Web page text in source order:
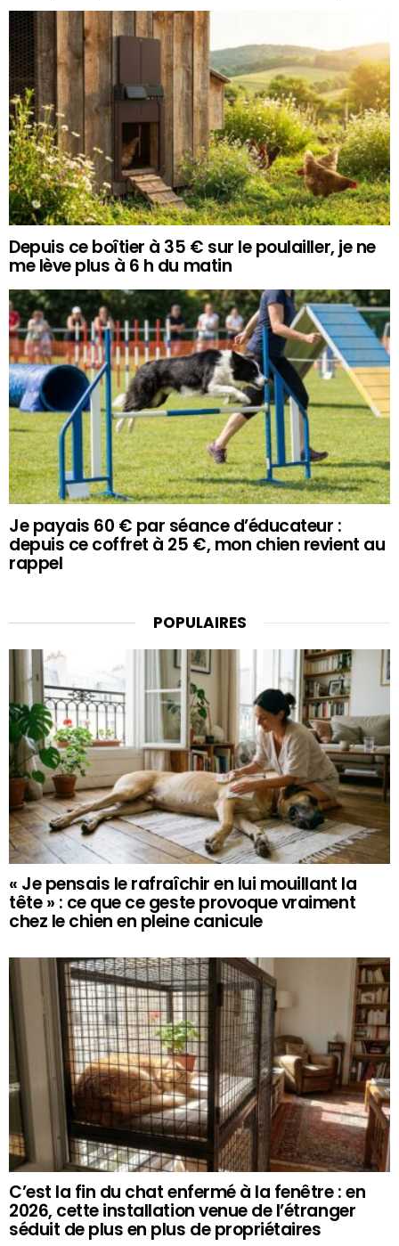
Depuis ce boîtier à 35 € sur le poulailler, je ne
me lève plus à 6 h du matin
Je payais 60 € par séance d’éducateur :
depuis ce coffret à 25 €, mon chien revient au
rappel
POPULAIRES
« Je pensais le rafraîchir en lui mouillant la
tête » : ce que ce geste provoque vraiment
chez le chien en pleine canicule
C’est la fin du chat enfermé à la fenêtre : en
2026, cette installation venue de l’étranger
séduit de plus en plus de propriétaires